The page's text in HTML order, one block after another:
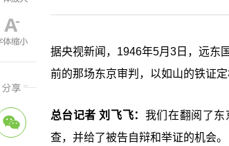
据央视新闻，1946年5月3日，远东
前的那场东京审判，以如山的铁证
总台记者 刘飞飞： 我们在翻阅了东
查，并给了被告自辩和举证的机会